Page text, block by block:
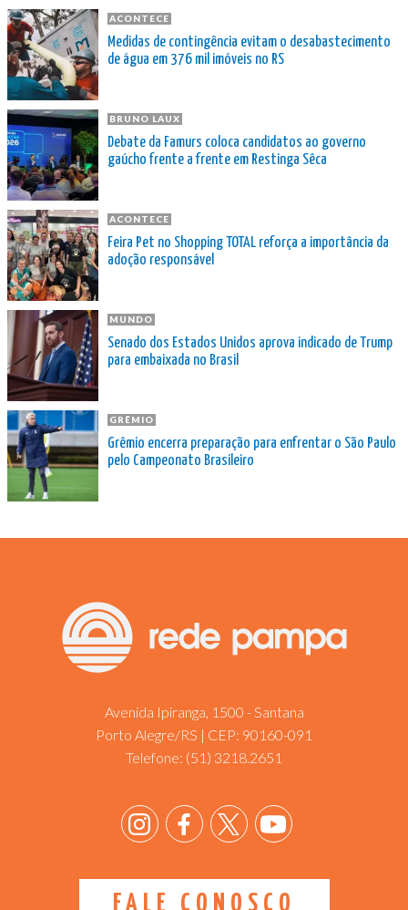
ACONTECE
Medidas de contingência evitam o desabastecimento
de água em 376 mil imóveis no RS
BRUNO LAUX
Debate da Famurs coloca candidatos ao governo
gaúcho frente a frente em Restinga Sêca
ACONTECE
Feira Pet no Shopping TOTAL reforça a importância da
adoção responsável
MUNDO
Senado dos Estados Unidos aprova indicado de Trump
para embaixada no Brasil
GRÊMIO
Grêmio encerra preparação para enfrentar o São Paulo
pelo Campeonato Brasileiro
Avenida Ipiranga, 1500 - Santana
Porto Alegre/RS | CEP: 90160-091
Telefone: (51) 3218.2651